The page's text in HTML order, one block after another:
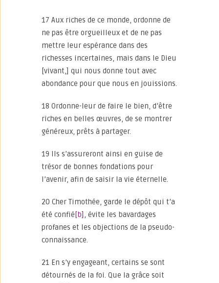
17 Aux riches de ce monde, ordonne de
ne pas être orgueilleux et de ne pas
mettre leur espérance dans des
richesses incertaines, mais dans le Dieu
[vivant,] qui nous donne tout avec
abondance pour que nous en jouissions.
18 Ordonne-leur de faire le bien, d’être
riches en belles œuvres, de se montrer
généreux, prêts à partager.
19 Ils s’assureront ainsi en guise de
trésor de bonnes fondations pour
l’avenir, afin de saisir la vie éternelle.
20 Cher Timothée, garde le dépôt qui t’a
été confié [b] , évite les bavardages
profanes et les objections de la pseudo-
connaissance.
21 En s’y engageant, certains se sont
détournés de la foi. Que la grâce soit